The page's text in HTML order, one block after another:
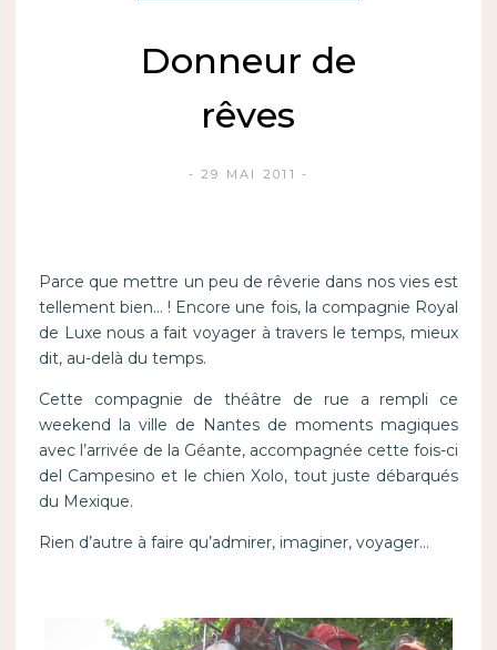
Donneur de
rêves
29 MAI 2011
Parce que mettre un peu de rêverie dans nos vies est
tellement bien… ! Encore une fois, la compagnie Royal
de Luxe nous a fait voyager à travers le temps, mieux
dit, au-delà du temps.
Cette compagnie de théâtre de rue a rempli ce
weekend la ville de Nantes de moments magiques
avec l’arrivée de la Géante, accompagnée cette fois-ci
del Campesino et le chien Xolo, tout juste débarqués
du Mexique.
Rien d’autre à faire qu’admirer, imaginer, voyager…